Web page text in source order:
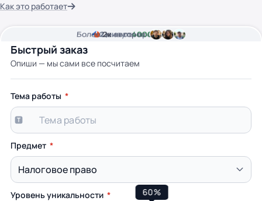
Как это работает
Быстрый заказ
Опиши — мы сами все посчитаем
2минуты времени
Цена от4000 грн
Более2кавторов
Тема работы
Предмет
Уровень уникальности 60%